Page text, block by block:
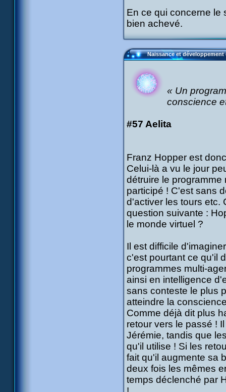
En ce qui concerne le
bien achevé.
Naissance et développement
« Un
conscience
#57 Aelita
Franz Hopper est
Celui-là a vu le jour
détruire le programme
participé ! C'est sans
d'activer les tours etc.
question suivante :
le monde virtuel ?
Il est difficile
c'est pourtant ce qu'il
programmes multi-
ainsi en intelligence
sans conteste le plus
atteindre la
Comme déjà dit plus
retour vers le passé !
Jérémie, tandis que
qu'il utilise ! Si les
fait qu'il augmente sa
deux fois les mêmes
temps déclenché par